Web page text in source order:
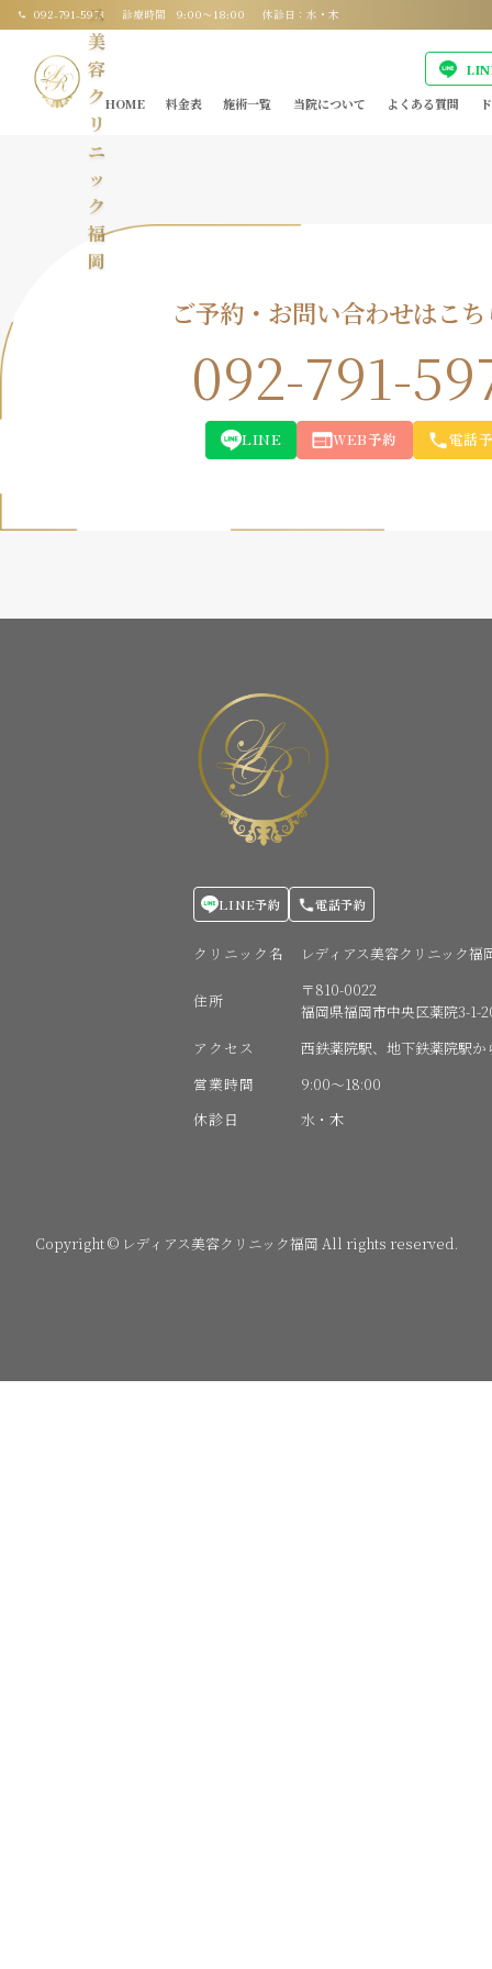
092-791-5973 診療時間 9:00〜18:00 休診日：水・木
ス
美
容
ク
リ
ニ
ッ
ク
福
岡
HOME
料金表 施術一覧 当院について よくある質問
ご予約・お問い合わせはこ
092-791-
LINE WEB予約 電話
LINE予約 電話予約
クリニック名 レディアス美容クリニック福
住所
〒810-0022
福岡県福岡市中央区薬院3-1-
アクセス
西鉄薬院駅、地下鉄薬院駅か
営業時間
9:00〜18:00
休診日
水・木
Copyright © レディアス美容クリニック福岡 All rights reserved.